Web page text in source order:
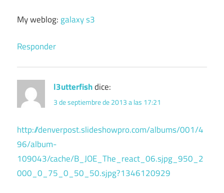
My weblog: galaxy s3
Responder
l3utterfishdice:
3 de septiembre de 2013 a las 17:21
http://denverpost.slideshowpro.com/albums/001/4
96/album-
109043/cache/B_JOE_The_react_06.sjpg_950_2
000_0_75_0_50_50.sjpg?1346120929